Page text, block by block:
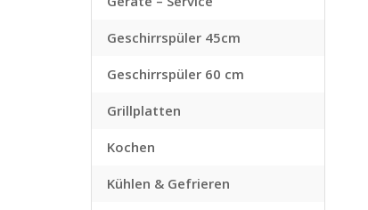
Geschirrspüler 45cm
Geschirrspüler 60 cm
Grillplatten
Kochen
Kühlen & Gefrieren